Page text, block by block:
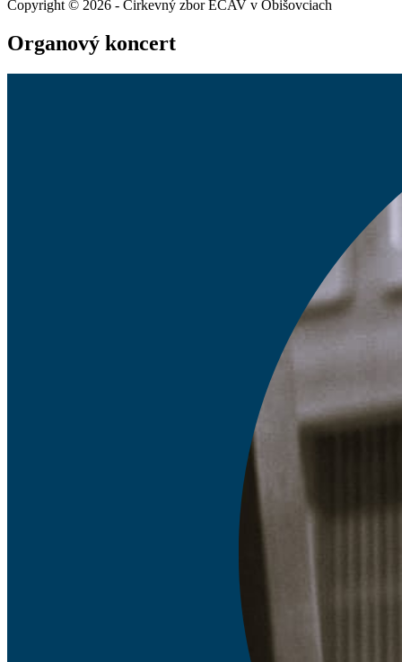
Copyright © 2026 - Cirkevný zbor ECAV v Obišovciach
Organový koncert